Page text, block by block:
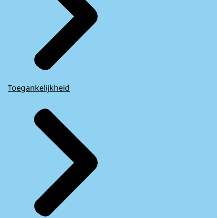
Toegankelijkheid